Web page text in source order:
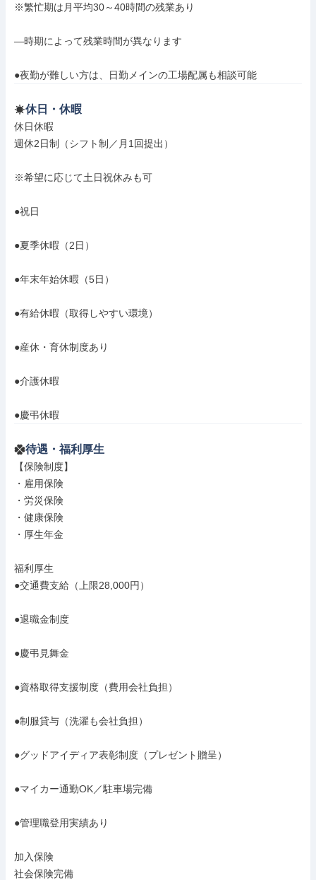
※繁忙期は月平均30～40時間の残業あり
―時期によって残業時間が異なります
●夜勤が難しい方は、日勤メインの工場配属も相談可能
休日・休暇
休日休暇
週休2日制（シフト制／月1回提出）
※希望に応じて土日祝休みも可
●祝日
●夏季休暇（2日）
●年末年始休暇（5日）
●有給休暇（取得しやすい環境）
●産休・育休制度あり
●介護休暇
●慶弔休暇
待遇・福利厚生
【保険制度】
・雇用保険
・労災保険
・健康保険
・厚生年金
福利厚生
●交通費支給（上限28,000円）
●退職金制度
●慶弔見舞金
●資格取得支援制度（費用会社負担）
●制服貸与（洗濯も会社負担）
●グッドアイディア表彰制度（プレゼント贈呈）
●マイカー通勤OK／駐車場完備
●管理職登用実績あり
加入保険
社会保険完備